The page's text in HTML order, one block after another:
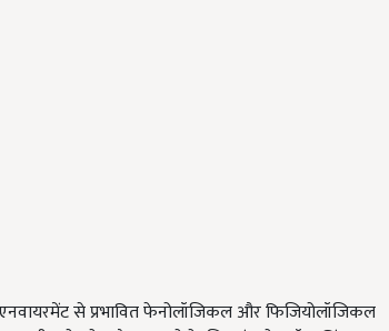
से प्रभावित फेनोलॉजिकल और फिजियोलॉजिकल